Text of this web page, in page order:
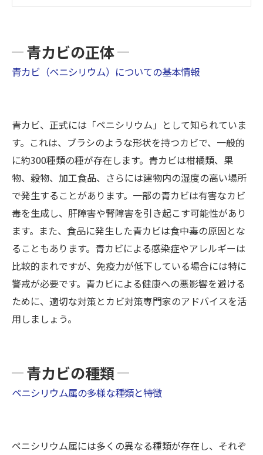
青カビの正体
青カビ（ペニシリウム）についての基本情報
青カビ、正式には「ペニシリウム」として知られていま
す。これは、ブラシのような形状を持つカビで、一般的
に約300種類の種が存在します。青カビは柑橘類、果
物、穀物、加工食品、さらには建物内の湿度の高い場所
で発生することがあります。一部の青カビは有害なカビ
毒を生成し、肝障害や腎障害を引き起こす可能性があり
ます。また、食品に発生した青カビは食中毒の原因とな
ることもあります。青カビによる感染症やアレルギーは
比較的まれですが、免疫力が低下している場合には特に
警戒が必要です。青カビによる健康への悪影響を避ける
ために、適切な対策とカビ対策専門家のアドバイスを活
用しましょう。
青カビの種類
ペニシリウム属の多様な種類と特徴
ペニシリウム属には多くの異なる種類が存在し、それぞ